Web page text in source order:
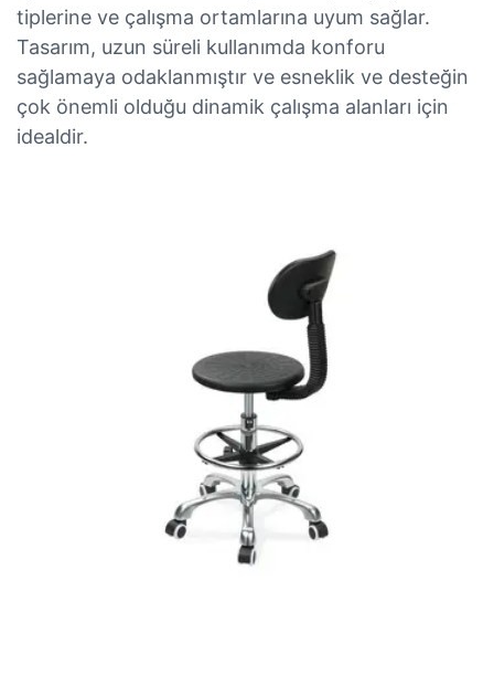
tiplerine ve çalışma ortamlarına uyum sağlar.
Tasarım, uzun süreli kullanımda konforu
sağlamaya odaklanmıştır ve esneklik ve desteğin
çok önemli olduğu dinamik çalışma alanları için
idealdir.